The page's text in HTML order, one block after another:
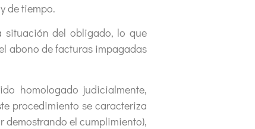
de tiempo.
situación del obligado, lo que
abono de facturas impagadas
homologado judicialmente,
procedimiento se caracteriza
el cumplimiento),